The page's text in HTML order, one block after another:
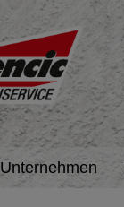
Unternehmen